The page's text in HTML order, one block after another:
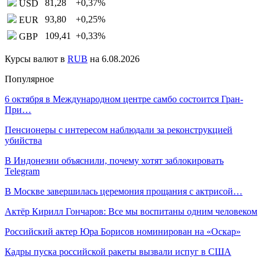
USD
81,28 +0,37%
EUR
93,80 +0,25%
GBP
109,41 +0,33%
Курсы валют в RUB на 6.08.2026
Популярное
6 октября в Международном центре самбо состоится Гран-
При…
Пенсионеры с интересом наблюдали за реконструкцией
убийства
В Индонезии объяснили, почему хотят заблокировать
Telegram
В Москве завершилась церемония прощания с актрисой…
Актёр Кирилл Гончаров: Все мы воспитаны одним человеком
Российский актер Юра Борисов номинирован на «Оскар»
Кадры пуска российской ракеты вызвали испуг в США